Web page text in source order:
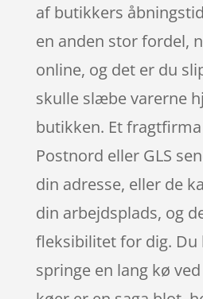
af butikkers
en anden stor fordel,
online, og det er du
skulle slæbe varerne
butikken. Et
Postnord eller GLS
din adresse, eller de
din arbejdsplads, og
fleksibilitet for dig. Du
springe en lang kø